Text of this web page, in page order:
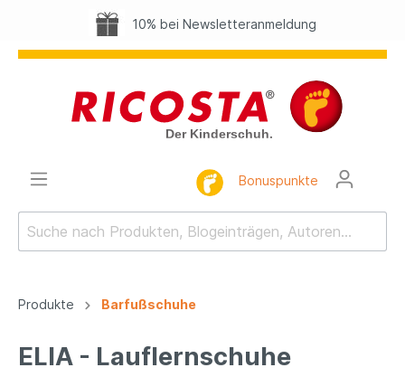
10% bei Newsletteranmeldung
Bonuspunkte
Produkte Barfußschuhe
ELIA - Lauflernschuhe